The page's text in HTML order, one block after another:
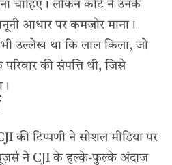
चाहिए। लेकिन कोर्ट ने उनके
आधार पर कमज़ोर माना।
उल्लेख था कि लाल किला, जो
की संपत्ति थी, जिसे
की टिप्पणी ने सोशल मीडिया पर
ने CJI के हल्के-फुल्के अंदाज़